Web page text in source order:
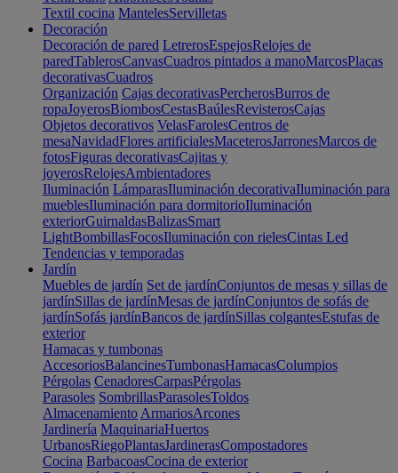
Textil cocina MantelesServilletas
Decoración
Decoración de pared LetrerosEspejosRelojes de
paredTablerosCanvasCuadros pintados a manoMarcosPlacas
decorativasCuadros
Organización Cajas decorativasPercherosBurros de
ropaJoyerosBiombosCestasBaúlesRevisterosCajas
Objetos decorativos VelasFarolesCentros de
mesaNavidadFlores artificialesMaceterosJarronesMarcos de
fotosFiguras decorativasCajitas y
joyerosRelojesAmbientadores
Iluminación LámparasIluminación decorativaIluminación para
mueblesIluminación para dormitorioIluminación
exteriorGuirnaldasBalizasSmart
LightBombillasFocosIluminación con rielesCintas Led
Tendencias y temporadas
Jardín
Muebles de jardín Set de jardínConjuntos de mesas y sillas de
jardínSillas de jardínMesas de jardínConjuntos de sofás de
jardínSofás jardínBancos de jardínSillas colgantesEstufas de
exterior
Hamacas y tumbonas
AccesoriosBalancinesTumbonasHamacasColumpios
Pérgolas CenadoresCarpasPérgolas
Parasoles SombrillasParasolesToldos
Almacenamiento ArmariosArcones
Jardinería MaquinariaHuertos
UrbanosRiegoPlantasJardinerasCompostadores
Cocina BarbacoasCocina de exterior